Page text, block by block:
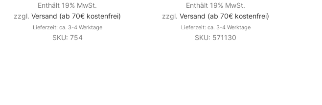
Enthält 19% MwSt.
zzgl. Versand (ab 70€ kostenfrei)
Lieferzeit: ca. 3-4 Werktage
SKU: 754
Enthält 19% MwSt.
zzgl. Versand (ab 70€ kostenfrei)
Lieferzeit: ca. 3-4 Werktage
SKU: 571130